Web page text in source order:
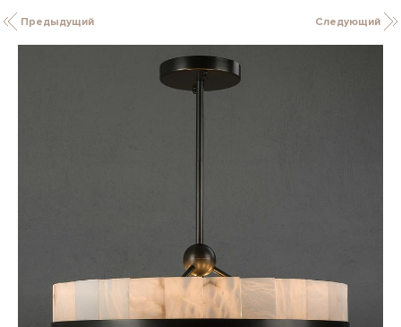
Предыдущий Следующий